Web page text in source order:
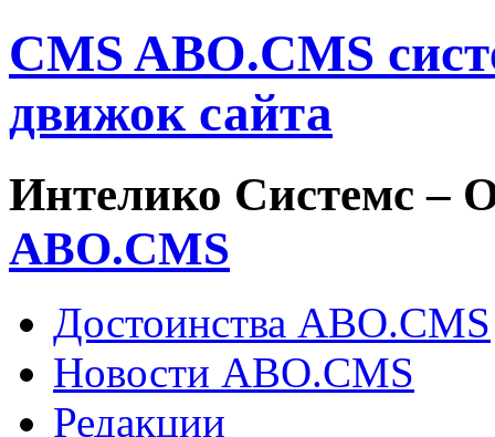
CMS ABO.CMS
движок сайта
Интелико Системс –
ABO.CMS
Достоинства ABO.CMS
Новости ABO.CMS
Редакции